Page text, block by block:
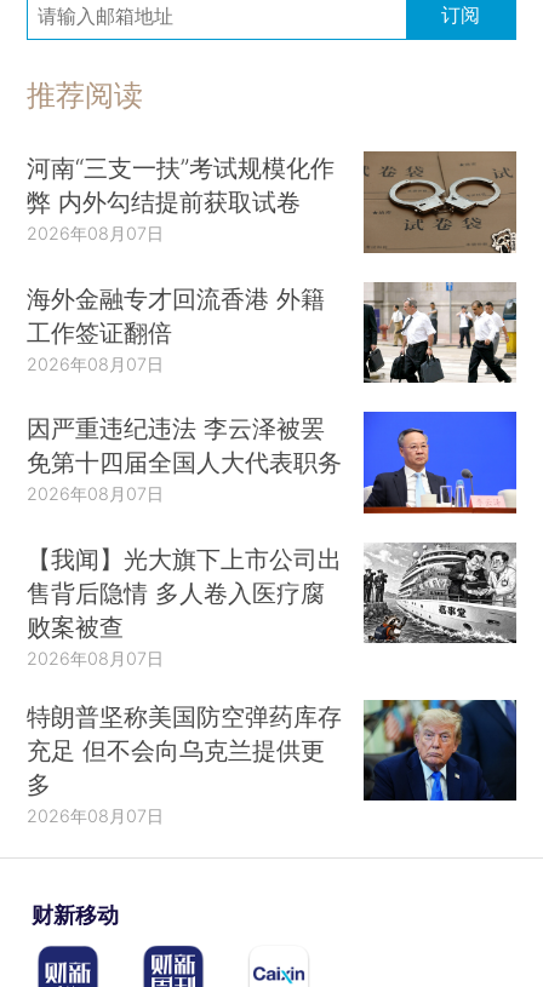
订阅
推荐阅读
河南“三支一扶”考试规模化作
弊 内外勾结提前获取试卷
2026年08月07日
海外金融专才回流香港 外籍
工作签证翻倍
2026年08月07日
因严重违纪违法 李云泽被罢
免第十四届全国人大代表职务
2026年08月07日
【我闻】光大旗下上市公司出
售背后隐情 多人卷入医疗腐
败案被查
2026年08月07日
特朗普坚称美国防空弹药库存
充足 但不会向乌克兰提供更
多
2026年08月07日
财新移动